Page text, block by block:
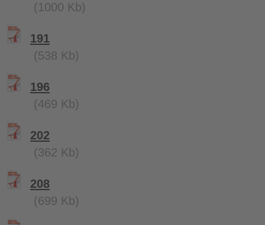
(1000 Kb)
191
(538 Kb)
196
(469 Kb)
202
(362 Kb)
208
(699 Kb)